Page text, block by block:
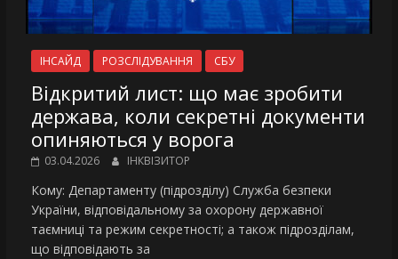
ІНСАЙД РОЗСЛІДУВАННЯ СБУ
Відкритий лист: що має зробити
держава, коли секретні документи
опиняються у ворога
03.04.2026 ІНКВІЗИТОР
Кому: Департаменту (підрозділу) Служба безпеки
України, відповідальному за охорону державної
таємниці та режим секретності; а також підрозділам,
що відповідають за